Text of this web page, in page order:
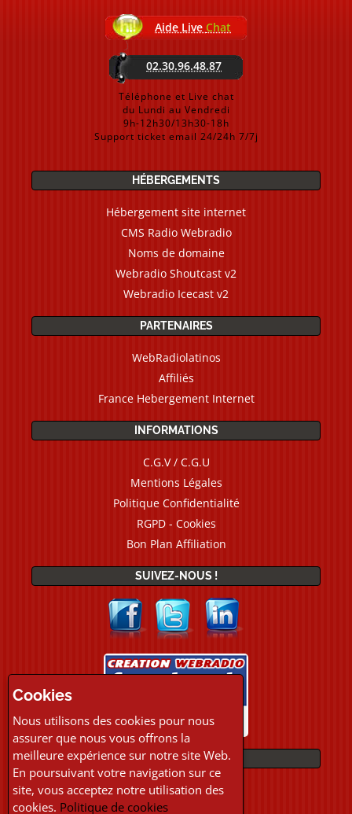
Aide Live Chat
02.30.96.48.87
Téléphone et Live chat
du Lundi au Vendredi
9h-12h30/13h30-18h
Support ticket email 24/24h 7/7j
HÉBERGEMENTS
Hébergement site internet
CMS Radio Webradio
Noms de domaine
Webradio Shoutcast v2
Webradio Icecast v2
PARTENAIRES
WebRadiolatinos
Affiliés
France Hebergement Internet
INFORMATIONS
C.G.V / C.G.U
Mentions Légales
Politique Confidentialité
RGPD - Cookies
Bon Plan Affiliation
SUIVEZ-NOUS !
PAIEMENTS
Cookies
Nous utilisons des cookies pour nous
assurer que nous vous offrons la
meilleure expérience sur notre site Web.
En poursuivant votre navigation sur ce
site, vous acceptez notre utilisation des
cookies. Politique de cookies